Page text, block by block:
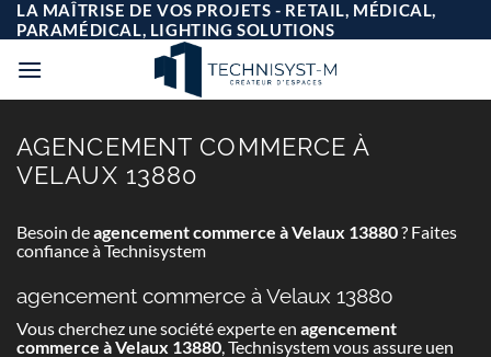
Passer
au
contenu
LA MAÎTRISE DE VOS PROJETS - RETAIL, MÉDICAL,
PARAMÉDICAL, LIGHTING SOLUTIONS
AGENCEMENT COMMERCE À
VELAUX 13880
Besoin deagencement commerce à Velaux 13880? Faites
confiance à Technisystem
agencement commerce à Velaux 13880
Vous cherchez une société experte en agencement
commerce à Velaux 13880, Technisystem vous assure uen